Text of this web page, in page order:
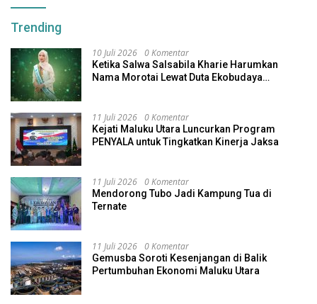
Trending
10 Juli 2026 0 Komentar
Ketika Salwa Salsabila Kharie Harumkan
Nama Morotai Lewat Duta Ekobudaya
11 Juli 2026 0 Komentar
Kejati Maluku Utara Luncurkan Program
PENYALA untuk Tingkatkan Kinerja Jaksa
11 Juli 2026 0 Komentar
Mendorong Tubo Jadi Kampung Tua di
Ternate
11 Juli 2026 0 Komentar
Gemusba Soroti Kesenjangan di Balik
Pertumbuhan Ekonomi Maluku Utara